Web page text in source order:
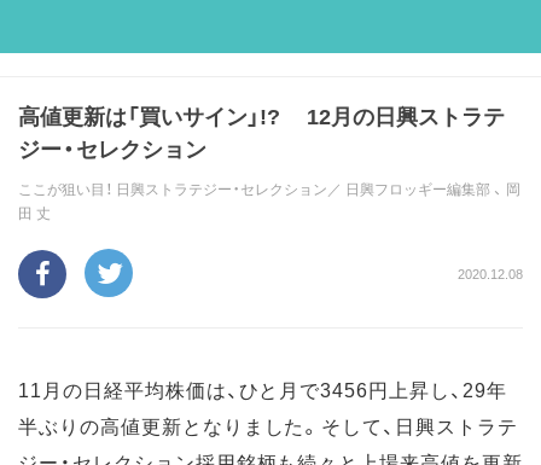
高値更新は「買いサイン」!? 12月の日興ストラテ
ジー・セレクション
ここが狙い目！ 日興ストラテジー・セレクション／ 日興フロッギー編集部 、 岡
田 丈
2020.12.08
11月の日経平均株価は、ひと月で3456円上昇し、29年
半ぶりの高値更新となりました。そして、日興ストラテ